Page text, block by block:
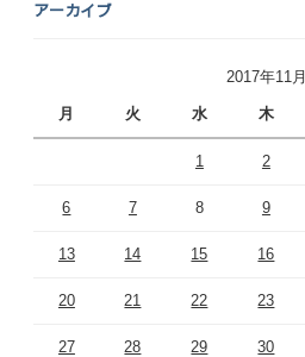
アーカイブ
2017年11月
月 火 水 木
1 2
6 7 8 9
13 14 15 16
20 21 22 23
27 28 29 30